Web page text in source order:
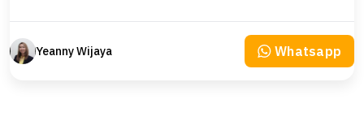
Yeanny Wijaya Whatsapp